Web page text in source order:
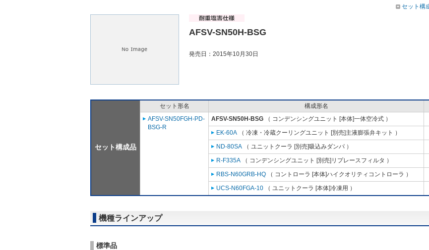
セット構
AFSV-SN50H-BSG
発売日：2015年10月30日
セット構成品
セット形名 構成形名
AFSV-SN50FGH-PD-
BSG-R
AFSV-SN50H-BSG （ コンデンシングユニット [本体]一体空冷式 ）
EK-60A （ 冷凍・冷蔵クーリングユニット [別売]主液膨張弁キット ）
ND-80SA （ ユニットクーラ [別売]吸込みダンパ ）
R-F335A （ コンデンシングユニット [別売]リプレースフィルタ ）
RBS-N60GRB-HQ （ コントローラ [本体]ハイクオリティコントローラ ）
UCS-N60FGA-10 （ ユニットクーラ [本体]冷凍用 ）
機種ラインアップ
標準品